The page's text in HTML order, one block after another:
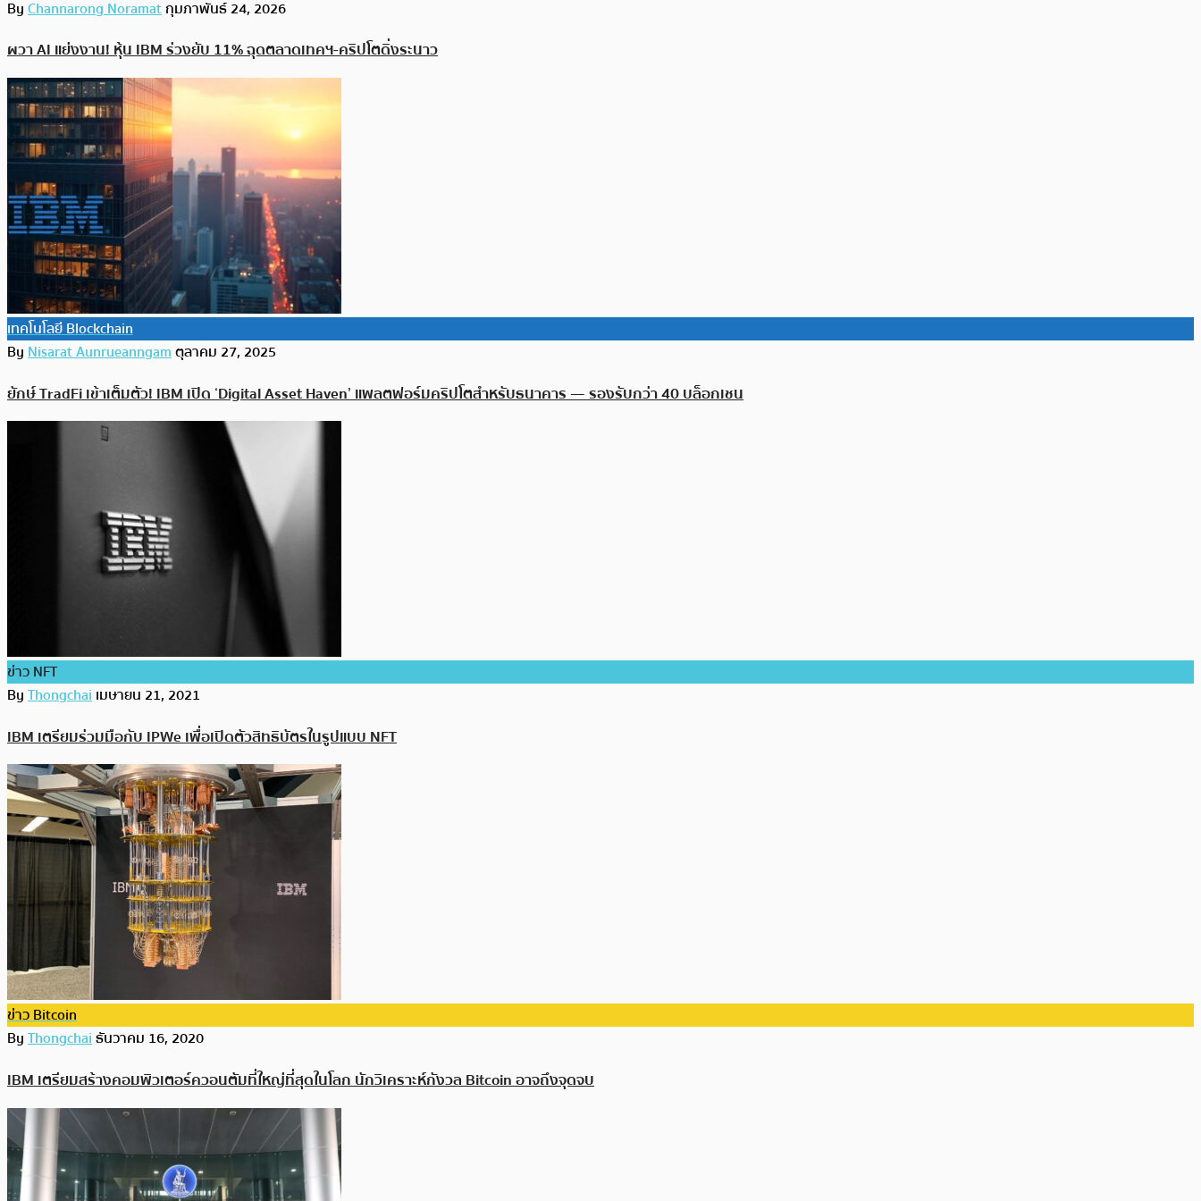
ByChannarong Noramatกุมภาพันธ์ 24, 2026
ผวา AI แย่งงาน! หุ้น IBM ร่วงยับ 11% ฉุดตลาดเทคฯ-คริปโตดิ่งระนาว
เทคโนโลยี Blockchain
ByNisarat Aunrueanngamตุลาคม 27, 2025
ยักษ์ TradFi เข้าเต็มตัว! IBM เปิด ‘Digital Asset Haven’ แพลตฟอร์มคริปโตสำหรับธนาคาร — รองรับกว่า 40 บล็อกเชน
ข่าว NFT
ByThongchaiเมษายน 21, 2021
IBM เตรียมร่วมมือกับ IPWe เพื่อเปิดตัวสิทธิบัตรในรูปแบบ NFT
ข่าว Bitcoin
ByThongchaiธันวาคม 16, 2020
IBM เตรียมสร้างคอมพิวเตอร์ควอนตัมที่ใหญ่ที่สุดในโลก นักวิเคราะห์กังวล Bitcoin อาจถึงจุดจบ